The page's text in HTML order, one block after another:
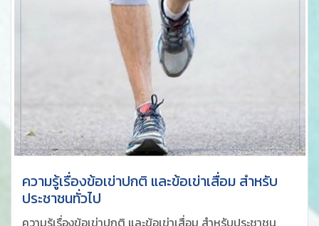
ความรู้เรื่องข้อเข่าปกติ และข้อเข่าเสื่อม สำหรับ
ประชาชนทั่วไป
ความรู้เรื่องข้อเข่าปกติ และข้อเข่าเสื่อม สำหรับประชาชน